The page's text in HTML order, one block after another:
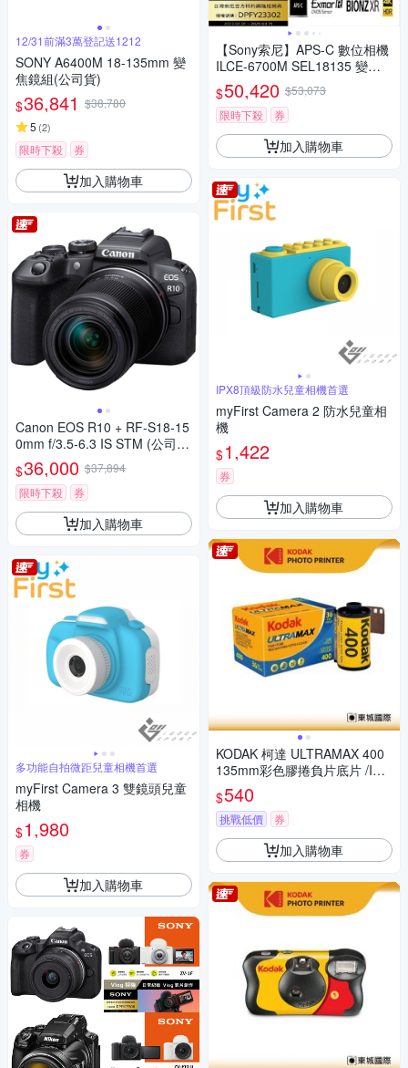
12/31前滿3萬登記送1212
SONY A6400M 18-135mm 變
焦鏡組(公司貨)
$36,841 $38,780
5 (2)
限時下殺 券
加入購物車
Canon EOS R10 + RF-S18-15
0mm f/3.5-6.3 IS STM (公司
貨)
$36,000 $37,894
限時下殺
券
加入購物車
多功能自拍微距兒童相機首選
myFirst Camera 3 雙鏡頭兒童
相機
$1,980
券
加入購物車
【Sony索尼】APS-C 數位相機
ILCE-6700M SEL18135 變焦
鏡組 (公司貨 保固18+6個月)
$50,420 $53,073
限時下殺
券
加入購物車
IPX8頂級防水兒童相機首選
myFirst Camera 2 防水兒童相
機
$1,422
券
加入購物車
KODAK 柯達 ULTRAMAX 400
135mm彩色膠捲負片底片 /ISO
400 36張
$540
挑戰低價 券
加入購物車